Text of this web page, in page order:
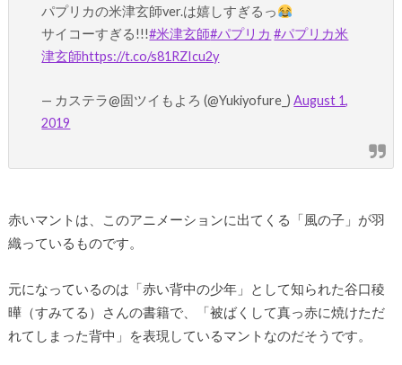
パプリカの米津玄師ver.は嬉しすぎるっ
サイコーすぎる!!!#米津玄師#パプリカ #パプリカ米
津玄師https://t.co/s81RZIcu2y
— カステラ@固ツイもよろ (@Yukiyofure_)August 1,
2019
赤いマントは、このアニメーションに出てくる「風の子」が羽
織っているものです。
元になっているのは「赤い背中の少年」として知られた谷口稜
曄（すみてる）さんの書籍で、「被ばくして真っ赤に焼けただ
れてしまった背中」を表現しているマントなのだそうです。